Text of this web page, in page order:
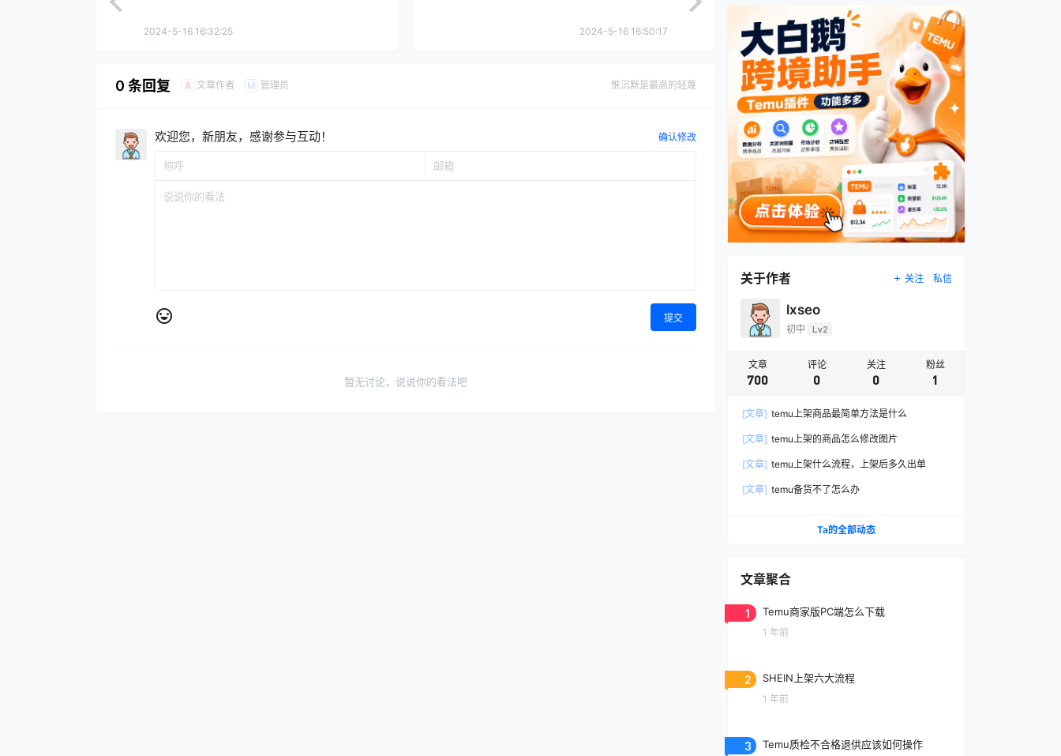
2024-5-16 16:32:25 2024-5-16 16:50:17
0 条回复 A 文章作者 M 管理员 惟沉默是最高的轻蔑
欢迎您，新朋友，感谢参与互动！ 确认修改
提交
暂无讨论，说说你的看法吧
关于作者 关注 私信
lxseo
初中 Lv2
文章
700
评论
0
关注
0
粉丝
1
[文章] temu上架商品最简单方法是什么
[文章] temu上架的商品怎么修改图片
[文章] temu上架什么流程，上架后多久出单
[文章] temu备货不了怎么办
Ta的全部动态
文章聚合
1 Temu商家版PC端怎么下载
1 年前
2 SHEIN上架六大流程
1 年前
3 Temu质检不合格退供应该如何操作